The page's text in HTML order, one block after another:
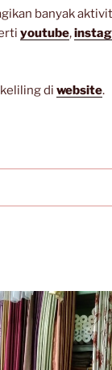
banyak
youtube,
di website.